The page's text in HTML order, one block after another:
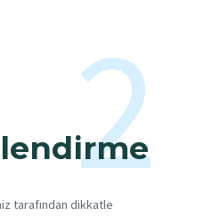
2
tarafından dikkatle